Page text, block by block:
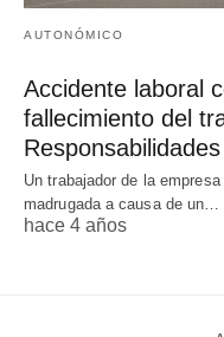
AUTONÓMICO
Accidente laboral
fallecimiento del
Un trabajador de la
madrugada a causa de un…
hace 4 años